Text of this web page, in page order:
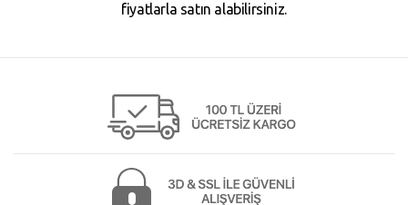
fiyatlarla satın alabilirsiniz.